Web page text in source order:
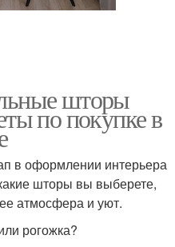
шторы
по покупке в
в оформлении интерьера
шторы вы выберете,
атмосфера и уют.
рогожка?